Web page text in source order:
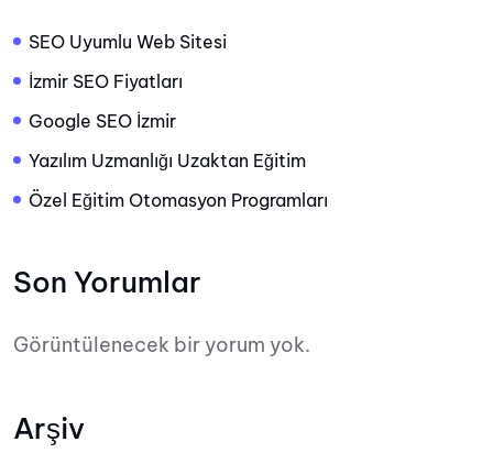
SEO Uyumlu Web Sitesi
İzmir SEO Fiyatları
Google SEO İzmir
Yazılım Uzmanlığı Uzaktan Eğitim
Özel Eğitim Otomasyon Programları
Son Yorumlar
Görüntülenecek bir yorum yok.
Arşiv